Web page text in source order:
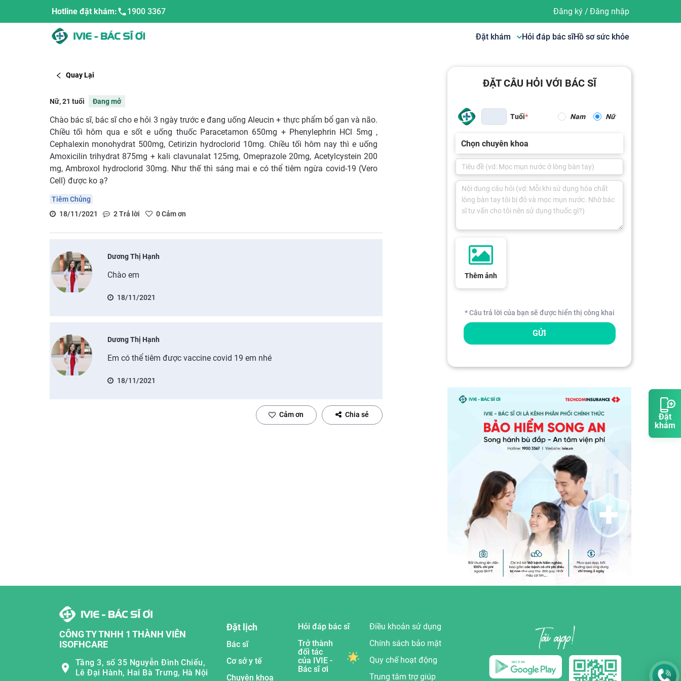
Đặt
khám
Hotline đặt khám: 1900 3367 Đăng ký/ Đăng nhập
Đặt khám Hỏi đáp bác sĩHồ sơ sức khỏe
Quay Lại
Nữ, 21 tuổi Đang mở
Chào bác sĩ, bác sĩ cho e hỏi 3 ngày trước e đang uống Aleucin + thực phẩm bổ gan và não.
Chiều tối hôm qua e sốt e uống thuốc Paracetamon 650mg + Phenylephrin HCl 5mg ,
Cephalexin monohydrat 500mg, Cetirizin hydroclorid 10mg. Chiều tối hôm nay thì e uống
Amoxicilin trihydrat 875mg + kali clavunalat 125mg, Omeprazole 20mg, Acetylcystein 200
mg, Ambroxol hydroclorid 30mg. Như thế thì sáng mai e có thể tiêm ngừa covid-19 (Vero
Cell) được ko ạ?
Tiêm Chủng
18/11/2021
2Trả lời 0Cảm ơn
Dương Thị Hạnh
Chào em
18/11/2021
Dương Thị Hạnh
Em có thể tiêm được vaccine covid 19 em nhé
18/11/2021
Cảm ơn Chia sẻ
ĐẶT CÂU HỎI VỚI BÁC SĨ
Tuổi Nam Nữ
Chọn chuyên khoa
Thêm ảnh
* Câu trả lời của bạn sẽ được hiển thị công khai
GỬI
CÔNG TY TNHH 1 THÀNH VIÊN
ISOFHCARE
Tầng 3, số 35 Nguyễn Đình Chiểu,
Lê Đại Hành, Hai Bà Trưng, Hà Nội
Đặt lịch
Bác sĩ
Cơ sở y tế
Chuyên khoa
Hỏi đáp bác sĩ
Trở thành
đối tác
của IVIE -
Bác sĩ ơi
Điều khoản sử dụng
Chính sách bảo mật
Quy chế hoạt động
Trung tâm trợ giúp